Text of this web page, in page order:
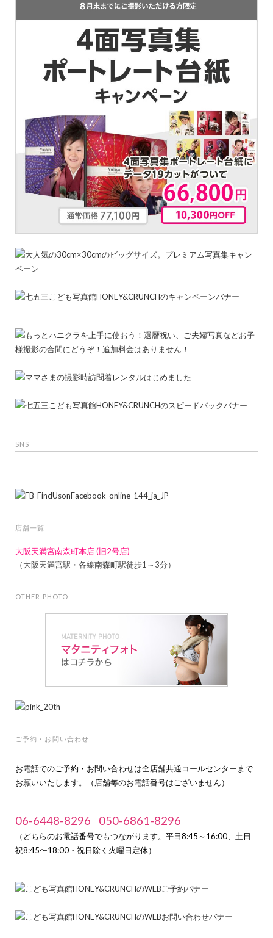
SNS
店舗一覧
大阪天満宮南森町本店 (旧2号店)
（大阪天満宮駅・各線南森町駅徒歩1～3分）
OTHER PHOTO
ご予約・お問い合わせ
お電話でのご予約・お問い合わせは全店舗共通コールセンターまで
お願いいたします。（店舗毎のお電話番号はございません）
06-6448-8296 050-6861-8296
（どちらのお電話番号でもつながります。平日8:45～16:00、土日
祝8:45〜18:00・祝日除く火曜日定休）